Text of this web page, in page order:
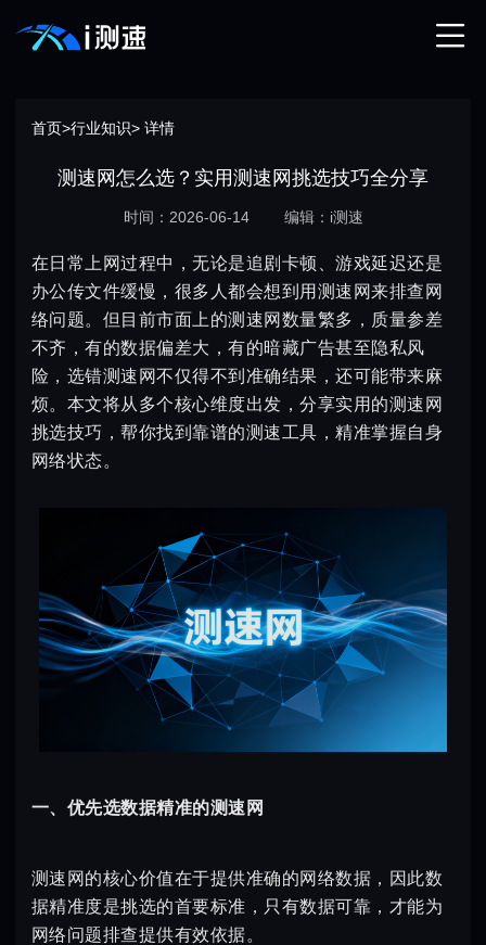
首页>行业知识> 详情
测速网怎么选？实用测速网挑选技巧全分享
时间：2026-06-14 编辑：i测速
在日常上网过程中，无论是追剧卡顿、游戏延迟还是
办公传文件缓慢，很多人都会想到用测速网来排查网
络问题。但目前市面上的测速网数量繁多，质量参差
不齐，有的数据偏差大，有的暗藏广告甚至隐私风
险，选错测速网不仅得不到准确结果，还可能带来麻
烦。本文将从多个核心维度出发，分享实用的测速网
挑选技巧，帮你找到靠谱的测速工具，精准掌握自身
网络状态。
一、优先选数据精准的测速网
测速网的核心价值在于提供准确的网络数据，因此数
据精准度是挑选的首要标准，只有数据可靠，才能为
网络问题排查提供有效依据。